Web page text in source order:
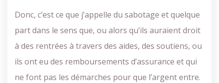
Donc, c’est ce que j’appelle du sabotage et quelque
part dans le sens que, ou alors qu’ils auraient droit
à des rentrées à travers des aides, des soutiens, ou
ils ont eu des remboursements d’assurance et qui
ne font pas les démarches pour que l’argent entre.